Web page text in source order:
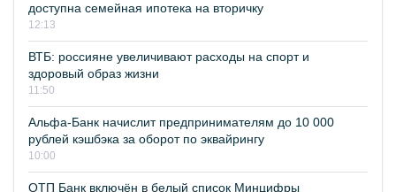
доступна семейная ипотека на вторичку
12:13
ВТБ: россияне увеличивают расходы на спорт и
здоровый образ жизни
11:50
Альфа-Банк начислит предпринимателям до 10 000
рублей кэшбэка за оборот по эквайрингу
10:00
ОТП Банк включён в белый список Минцифры